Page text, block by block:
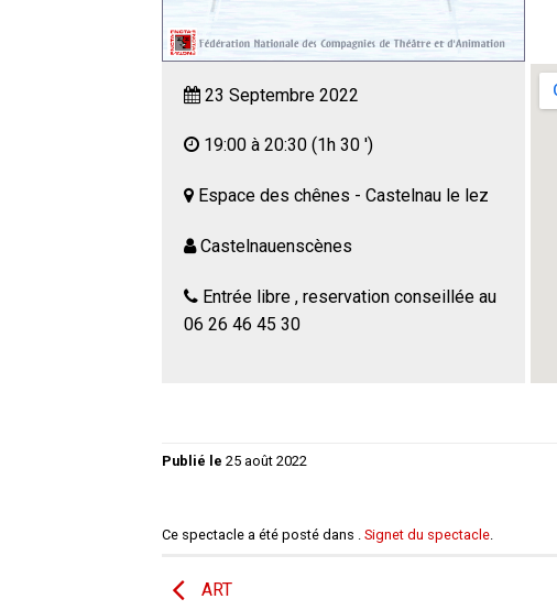
23 Septembre 2022
19:00 à 20:30 (1h 30 ')
Espace des chênes - Castelnau le lez
Castelnauenscènes
Entrée libre , reservation conseillée au
06 26 46 45 30
Publié le 25 août 2022
Ce spectacle a été posté dans . Signet du spectacle
ART